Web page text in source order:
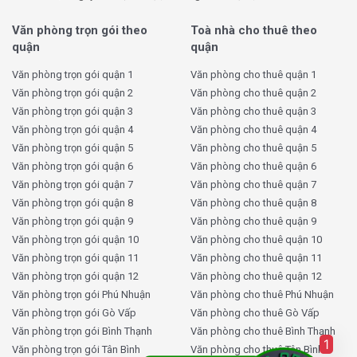
thiết kế sang trọng, tạo điều kiện thuận lợi cho các
cuộc gặp gỡ và hợp tác.
Nhờ những dịch vụ và trang thiết bị hiện đại, Tòa nhà
Saigon Finance Center cam kết mang lại một môi trường
làm việc chuyên nghiệp và thoải mái cho các doanh
nghiệp.
Giá thuê tòa nhà Saigon Finance
Center bao nhiêu tiền?
Loại chi phí Mức phí
Giá thuê 27 USD/M²/Tháng
Phí dịch vụ 6 USD/M²/Tháng
Phí gửi xe máy 150.000 VND/Tháng
Phí gửi ô tô
1.500.000
VND/Tháng
Văn phòng trọn gói theo
quận
Văn phòng trọn gói quận 1
Văn phòng trọn gói quận 2
Văn phòng trọn gói quận 3
Văn phòng trọn gói quận 4
Văn phòng trọn gói quận 5
Văn phòng trọn gói quận 6
Văn phòng trọn gói quận 7
Văn phòng trọn gói quận 8
Văn phòng trọn gói quận 9
Văn phòng trọn gói quận 10
Văn phòng trọn gói quận 11
Văn phòng trọn gói quận 12
Văn phòng trọn gói Phú Nhuận
Văn phòng trọn gói Gò Vấp
Văn phòng trọn gói Bình Thạnh
Văn phòng trọn gói Tân Bình
Toà nhà cho thuê theo
quận
Văn phòng cho thuê quận 1
Văn phòng cho thuê quận 2
Văn phòng cho thuê quận 3
Văn phòng cho thuê quận 4
Văn phòng cho thuê quận 5
Văn phòng cho thuê quận 6
Văn phòng cho thuê quận 7
Văn phòng cho thuê quận 8
Văn phòng cho thuê quận 9
Văn phòng cho thuê quận 10
Văn phòng cho thuê quận 11
Văn phòng cho thuê quận 12
Văn phòng cho thuê Phú Nhuận
Văn phòng cho thuê Gò Vấp
Văn phòng cho thuê Bình Thạnh
Văn phòng cho thuê Tân Bình 1